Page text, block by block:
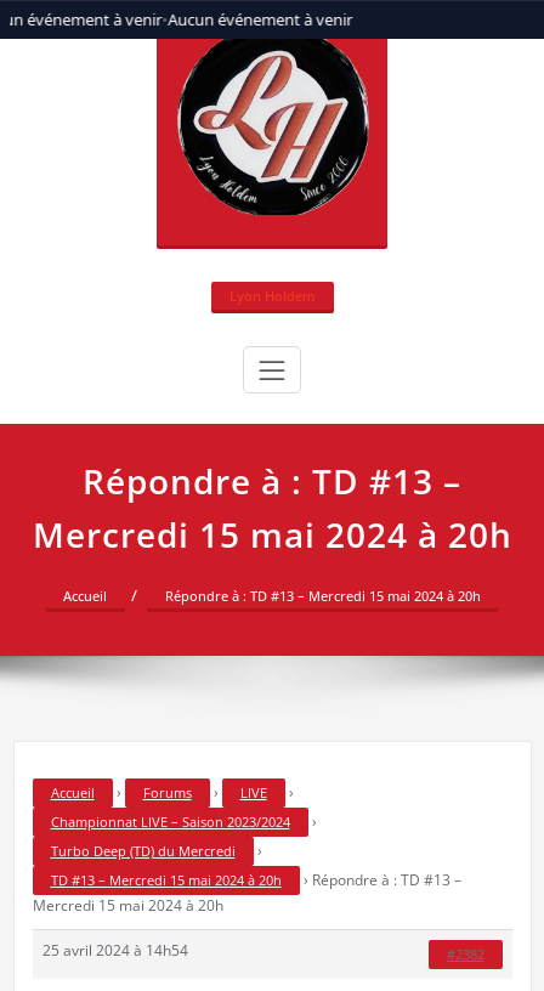
événement à venir•Aucun événement à venir
Aller
au
Lyon Holdem
Répondre à : TD #13 –
Mercredi 15 mai 2024 à 20h
Accueil Répondre à : TD #13 – Mercredi 15 mai 2024 à 20h
Accueil › Forums › LIVE ›
Championnat LIVE – Saison 2023/2024 ›
Turbo Deep (TD) du Mercredi ›
TD #13 – Mercredi 15 mai 2024 à 20h › Répondre à : TD #13 –
Mercredi 15 mai 2024 à 20h
25 avril 2024 à 14h54 #2382